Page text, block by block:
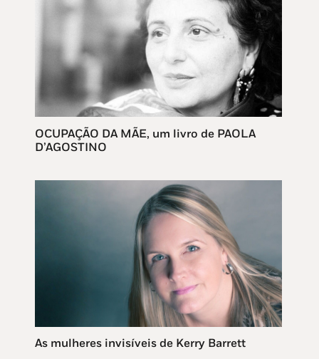
OCUPAÇÃO DA MÃE, um livro de PAOLA
D’AGOSTINO
As mulheres invisíveis de Kerry Barrett